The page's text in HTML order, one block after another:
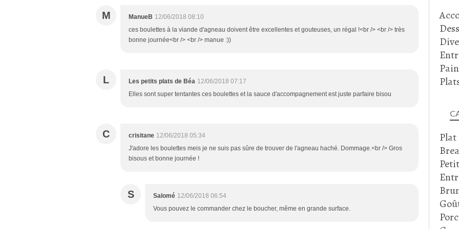
M ManueB 12/06/2018 08:10
ces boulettes à la viande d'agneau doivent être excellentes et gouteuses, un régal !<br /> <br /> très
bonne journée<br /> <br /> manue :))
L Les petits plats de Béa 12/06/2018 07:17
Elles sont super tentantes ces boulettes et la sauce d'accompagnement est juste parfaire bisou
C crisitane 12/06/2018 05:34
J'adore les boulettes meis je ne suis pas sûre de trouver de l'agneau haché. Dommage.<br /> Gros
bisous et bonne journée !
S Salomé 12/06/2018 06:54
Vous pouvez le commander chez le boucher, même en grande surface.
Porc